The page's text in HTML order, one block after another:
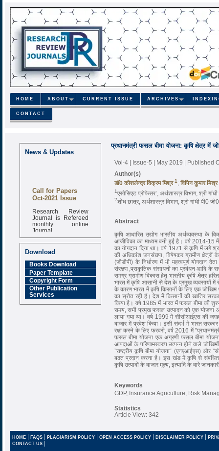
HOME ABOUT CURRENT ISSUE ARCHIVES
CONTACT
News & Updates
Call for Papers
Oct-2021 Issue
Research Review
Journal is Refereed
monthly online
Journal
Impact Factor
6.377 [SJIF]
Download
Books Download
Paper Template
Copyright Form
Other Publication
Services
प्रधानमंत्री फसल बीमा योजना: कृषि क्षेत्र में
Vol-4 | Issue-5 | May 2019 | Published
Author(s)
डाॅ0 कौशलेन्द्र विक्रम मिश्र 1 ; विपिन कुमार मिश्र
1एसोसिएट प्रोफेसर’, अर्थशास्त्र विभाग, श्री
2शोध छात्र, अर्थशास्त्र विभाग, श्री गांधी पी0
Abstract
कृषि आधारित उद्योग भारतीय अर्थव्यवस्था
आजीविका का माध्यम बनी हुई है। वर्ष 2014-
का योगदान दिया था। वर्ष 1971 से कृषि में लगे
की अधिकांश जनसंख्या, विषेषकर ग्रामीण
(जीडीपी) के निर्धारण में भी महत्वपूर्ण योगदान
संरक्षण ,प्राकृतिक संसाधनो का प्रबंधन आदि के
समग्र ग्रामीण विकास हेतु भारतीय कृषि क्षेत्र
भारत में कृषि आसानी से देश के प्रमुख व्यवसायों में
के कारण भारत में कृषि किसानों के लिए एक जोखिम
का स्रोत रही हैं। देश में किसानों की खातिर
किया है। वर्ष 1985 में भारत में फसल बीमा की
समय, सभी प्रमुख फसल उत्पादन को एक योजना
लाया गया था। वर्ष 1999 में सीसीआईएस की जगह
बाजार में प्रवेश किया। इसी संदर्भ में भारत
रक्षा करने के लिए फरवरी, वर्ष 2016 में
फसल बीमा योजना एक अग्रणी फसल बीमा
आपदाओं के परिणामस्वरुप उत्पन्न होने वाले
”राष्ट्रीय कृषि बीमा योजना“ (एनएआईएस) और
बढत प्रदान करना है। इस खंड में कृषि से संबंधित
कृषि उत्पादों के बाजार मूल्य, इत्यादि के बारे
Keywords
GDP, Insurance Agriculture, Risk
Statistics
Article View: 342
HOME| FAQS| PLAGIARISM POLICY| OPEN ACCESS POLICY| DISCLAIMER POLICY |
CONTACT US |